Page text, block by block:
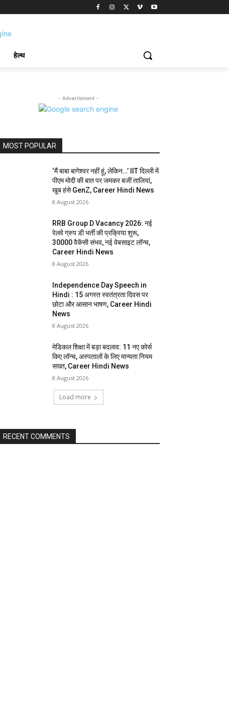
हेल्थ
- Advertisment -
MOST POPULAR
‘मैं बाबा बागेश्वर नहीं हूं, लेकिन…’ IIT दिल्ली में
पीएम मोदी की बात पर जमकर बजीं तालियां,
खूब हंसे GenZ, Career Hindi News
8 August 2026
RRB Group D Vacancy 2026: नई
रेलवे ग्रुप डी भर्ती की प्रक्रिया शुरू,
30000 वैकेंसी संभव, नई वेबसाइट लॉन्च,
Career Hindi News
8 August 2026
Independence Day Speech in
Hindi : 15 अगस्त स्वतंत्रता दिवस पर
छोटा और आसान भाषण, Career Hindi
News
8 August 2026
मेडिकल शिक्षा में बड़ा बदलाव: 11 नए कोर्स
किए लॉन्च, अस्पतालों के लिए मान्यता नियम
सख्त, Career Hindi News
8 August 2026
Load more
RECENT COMMENTS